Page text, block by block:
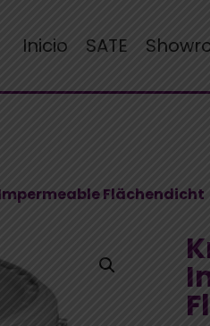
Inicio SATE
Flächendicht